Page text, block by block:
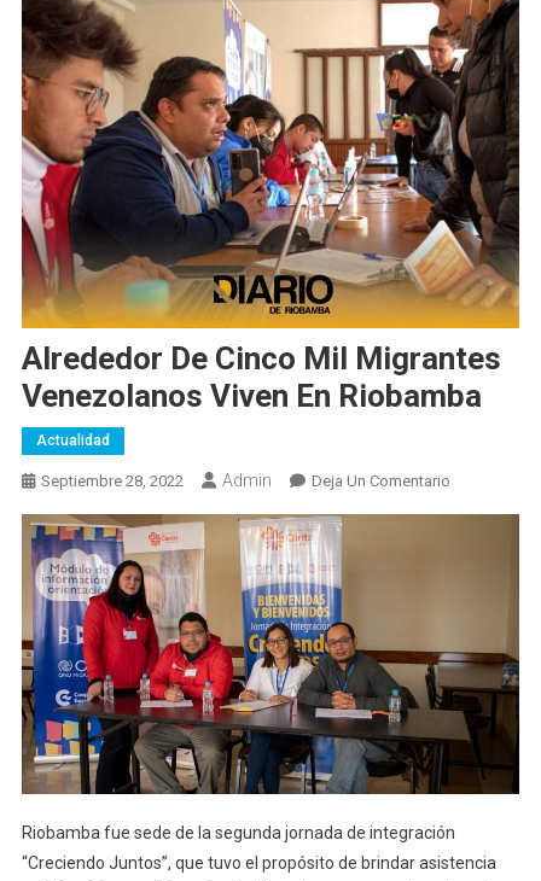
Alrededor De Cinco Mil Migrantes
Venezolanos Viven En Riobamba
Actualidad
Septiembre 28, 2022 Admin Deja Un ComentarioEn
Viven
En
Riobamba
Riobamba fue sede de la segunda jornada de integración
“Creciendo Juntos”, que tuvo el propósito de brindar asistencia